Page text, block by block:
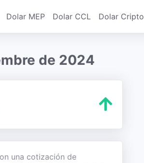
Dolar MEP Dolar CCL Dolar Cripto
de 2024
una cotización de